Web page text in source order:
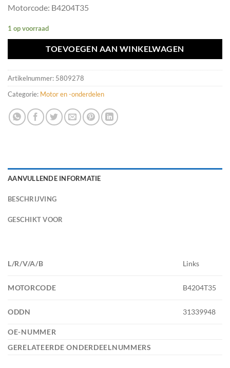
Motorcode: B4204T35
1 op voorraad
TOEVOEGEN AAN WINKELWAGEN
Artikelnummer: 5809278
Categorie: Motor en -onderdelen
AANVULLENDE INFORMATIE
BESCHRIJVING
GESCHIKT VOOR
L/R/V/A/B Links
MOTORCODE B4204T35
ODDN 31339948
OE-NUMMER
GERELATEERDE ONDERDEELNUMMERS